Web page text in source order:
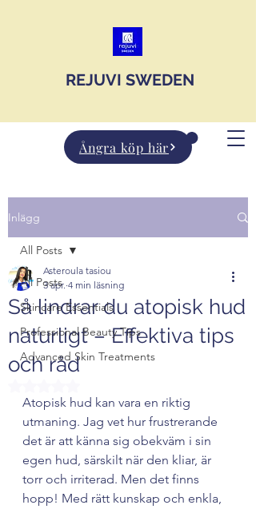
JOIN US
REJUVI SWEDEN
Ångra köp här
Inlägg
All Posts
Skincare Essentials
Professional Beauty Tips
Advanced Skin Treatments
All Posts
Så lindrar du atopisk hud
naturligt – Effektiva tips
och råd
Asteroula tasiou
3 apr. 4 min läsning
Atopisk hud kan vara en riktig
utmaning. Jag vet hur frustrerande
det är att känna sig obekväm i sin
egen hud, särskilt när den kliar, är
torr och irriterad. Men det finns
hopp! Med rätt kunskap och enkla,